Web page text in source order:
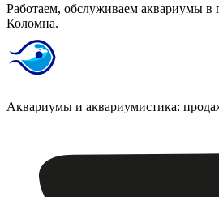
Работаем, обслуживаем аквариумы
Коломна.
Аквариумы и аквариумистика: